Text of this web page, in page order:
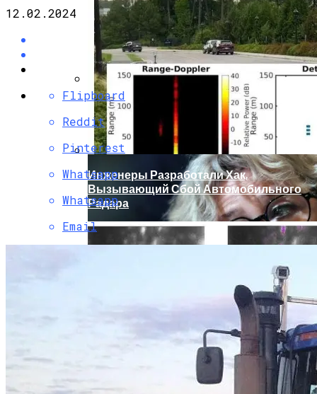
Кто Из Знаменитостей Умер В 2023 Году:
Юдашкин, Колесников, Чурикова,
Зайцев И Другие – От Чего Скончались
Инженеры Разработали Хак,
Вызывающий Сбой Автомобильного
Радара
12.02.2024
Flipboard
Reddit
Pinterest
Whatsapp
Whatsapp
Email